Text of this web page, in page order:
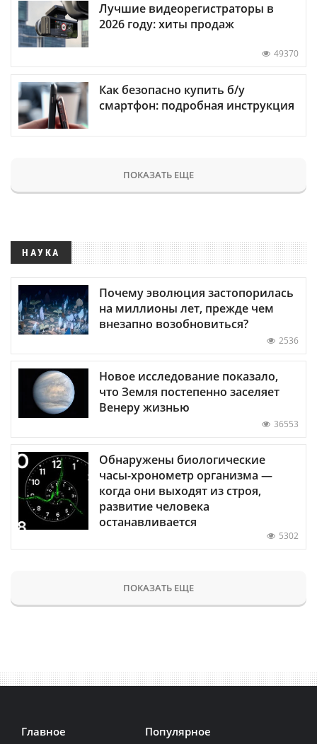
Лучшие видеорегистраторы в
2026 году: хиты продаж
49370
Как безопасно купить б/у
смартфон: подробная инструкция
ПОКАЗАТЬ ЕЩЕ
НАУКА
Почему эволюция застопорилась
на миллионы лет, прежде чем
внезапно возобновиться?
2536
Новое исследование показало,
что Земля постепенно заселяет
Венеру жизнью
36553
Обнаружены биологические
часы-хронометр организма —
когда они выходят из строя,
развитие человека
останавливается
5302
ПОКАЗАТЬ ЕЩЕ
Главное Популярное